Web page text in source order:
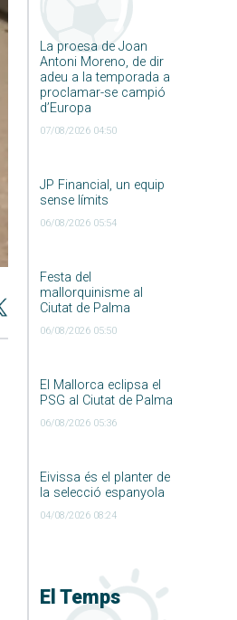
La proesa de Joan
Antoni Moreno, de dir
adeu a la temporada a
proclamar-se campió
d’Europa
07/08/2026 04:50
JP Financial, un equip
sense límits
06/08/2026 05:54
Festa del
mallorquinisme al
Ciutat de Palma
06/08/2026 05:50
El Mallorca eclipsa el
PSG al Ciutat de Palma
06/08/2026 05:36
Eivissa és el planter de
la selecció espanyola
04/08/2026 08:24
El Temps